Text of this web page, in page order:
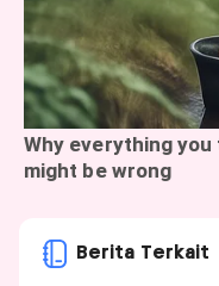
Berita Terkait